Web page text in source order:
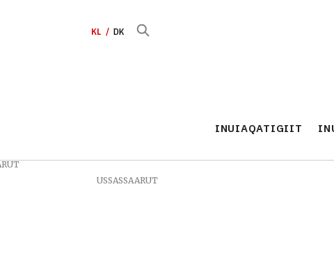
KL DK
INUIAQATIGIIT
USSASSAARUT